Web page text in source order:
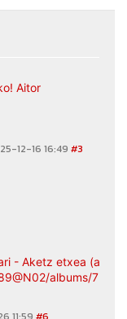
Aitor
12-16 16:49 #3
- Aketz etxea
albums/